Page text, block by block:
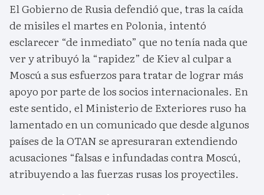
El Gobierno de Rusia defendió que, tras la caída
de misiles el martes en Polonia, intentó
esclarecer “de inmediato” que no tenía nada que
ver y atribuyó la “rapidez” de Kiev al culpar a
Moscú a sus esfuerzos para tratar de lograr más
apoyo por parte de los socios internacionales. En
este sentido, el Ministerio de Exteriores ruso ha
lamentado en un comunicado que desde algunos
países de la OTAN se apresuraran extendiendo
acusaciones “falsas e infundadas contra Moscú,
atribuyendo a las fuerzas rusas los proyectiles.